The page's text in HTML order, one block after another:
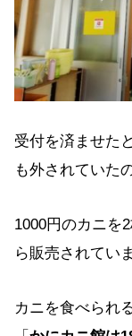
受付を済ませた
も外されていた
1000円のカニを
ら販売されてい
カニを食べられ